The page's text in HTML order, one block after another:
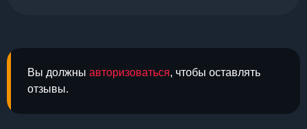
Вы должны авторизоваться, чтобы оставлять
отзывы.